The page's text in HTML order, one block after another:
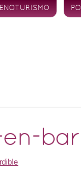
ENOTURISMO